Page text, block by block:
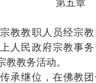
宗
教教职人员经宗教
人民政府宗教事
教教务活动。
承继位，在佛教